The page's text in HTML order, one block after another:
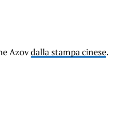
Azovdalla stampa cinese.